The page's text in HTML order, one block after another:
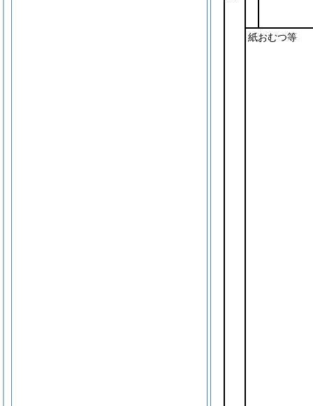
紙おむつ等